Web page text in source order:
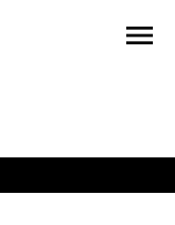
menu